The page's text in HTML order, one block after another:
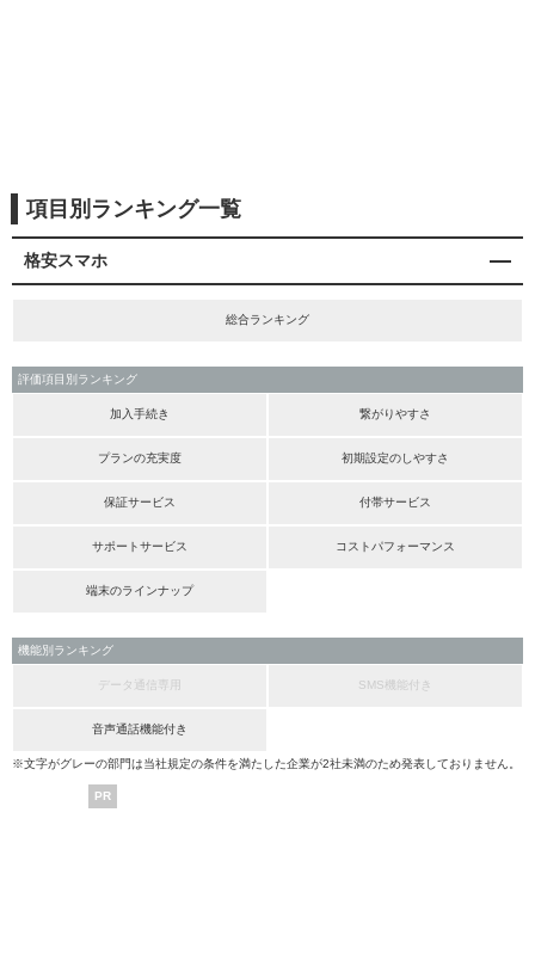
項目別ランキング一覧
格安スマホ
総合ランキング
評価項目別ランキング
加入手続き 繋がりやすさ
プランの充実度 初期設定のしやすさ
保証サービス 付帯サービス
サポートサービス コストパフォーマンス
端末のラインナップ
機能別ランキング
データ通信専用 SMS機能付き
音声通話機能付き
※文字がグレーの部門は当社規定の条件を満たした企業が2社未満のため発表しておりません。
PR